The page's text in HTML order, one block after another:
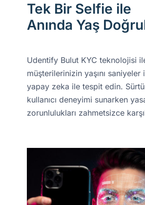
Tek Bir Selfie ile
Anında Yaş
Udentify Bulut KYC teknolojisi
müşterilerinizin yaşını saniyeler
yapay zeka ile tespit edin.
kullanıcı deneyimi sunarken
zorunlulukları zahmetsizce